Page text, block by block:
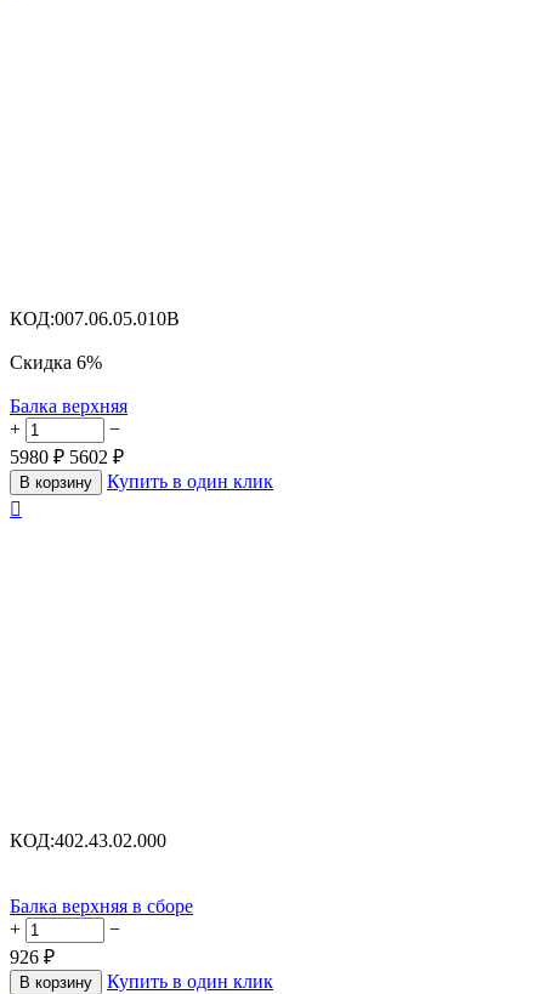
КОД:007.06.05.010B
Скидка 6%
Балка верхняя
+
−
5980 ₽ 5602 ₽
В корзину
Купить в один клик

КОД:402.43.02.000
Балка верхняя в сборе
+
−
926 ₽
В корзину
Купить в один клик